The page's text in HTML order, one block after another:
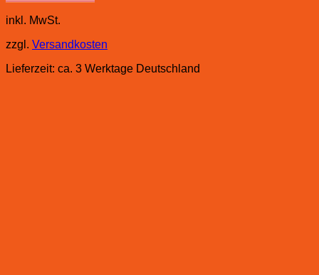
inkl. MwSt.
zzgl. Versandkosten
Lieferzeit: ca. 3 Werktage Deutschland